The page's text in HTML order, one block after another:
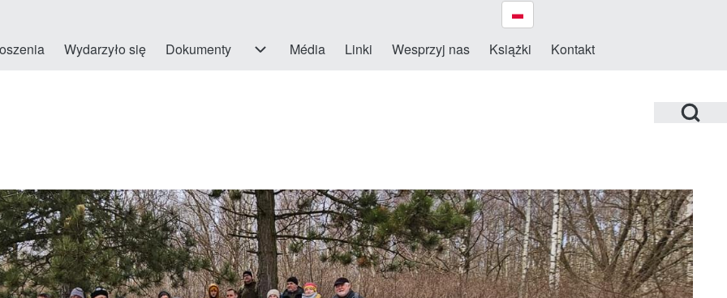
Wydarzyło się Dokumenty
Dokumenty sub-navigation
Média Linki Wesprzyj nas Książki Kontakt
Open Search